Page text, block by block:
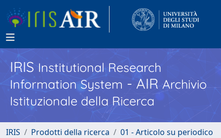
IRISInstitutional Research
Information System - AIR Archivio
Istituzionale della Ricerca
IRIS Prodotti della ricerca 01 - Articolo su periodico